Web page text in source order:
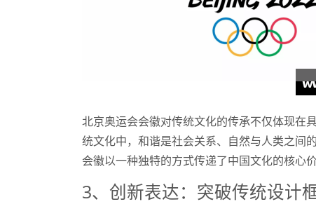
北京奥运会会徽对传统文化的传承不仅体现在
统文化中，和谐是社会关系、自然与人类之间
会徽以一种独特的方式传递了中国文化的核心
3、创新表达：突破传统设计